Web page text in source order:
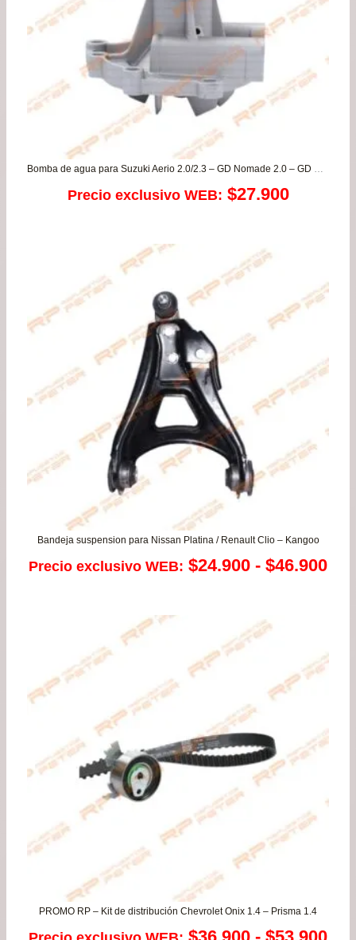
Bomba de agua para Suzuki Aerio 2.0/2.3 – GD Nomade 2.0 – GD Vitara 2.0 – SX4 2.0 – Vitara 2.0
Precio exclusivo WEB: $27.900
Bandeja suspension para Nissan Platina / Renault Clio – Kangoo
Precio exclusivo WEB: $24.900 - $46.900
PROMO RP – Kit de distribución Chevrolet Onix 1.4 – Prisma 1.4